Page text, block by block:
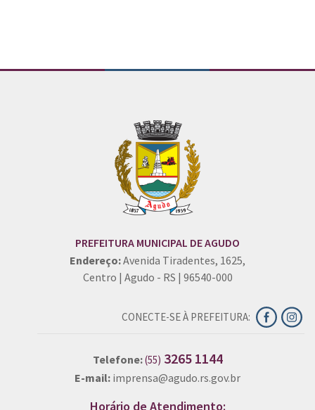
PREFEITURA MUNICIPAL DE AGUDO
Endereço:Avenida Tiradentes, 1625,
Centro | Agudo - RS | 96540-000
CONECTE-SE À PREFEITURA:
Telefone:(55) 3265 1144
E-mail: imprensa@agudo.rs.gov.br
Horário de Atendimento: